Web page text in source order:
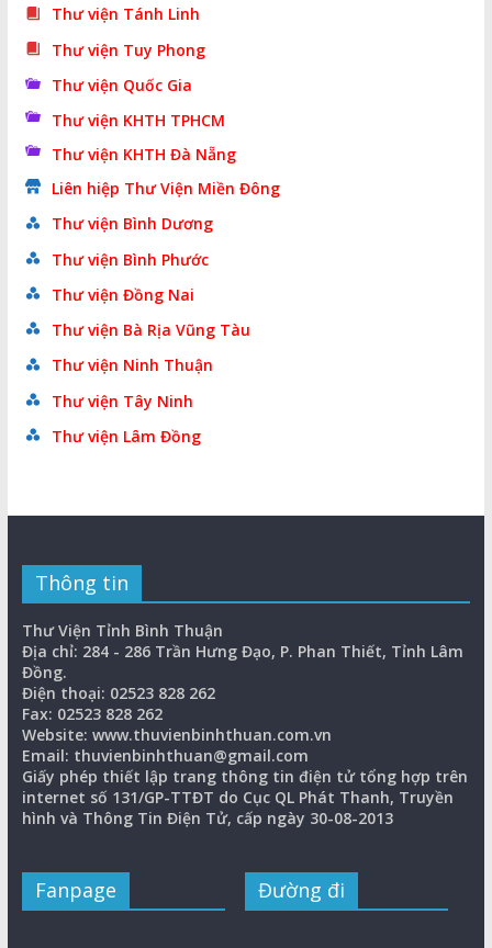
Thư viện Tánh Linh
Thư viện Tuy Phong
Thư viện Quốc Gia
Thư viện KHTH TPHCM
Thư viện KHTH Đà Nẵng
Liên hiệp Thư Viện Miền Đông
Thư viện Bình Dương
Thư viện Bình Phước
Thư viện Đồng Nai
Thư viện Bà Rịa Vũng Tàu
Thư viện Ninh Thuận
Thư viện Tây Ninh
Thư viện Lâm Đồng
Thông tin
Thư Viện Tỉnh Bình Thuận
Địa chỉ: 284 - 286 Trần Hưng Đạo, P. Phan Thiết, Tỉnh Lâm
Đồng.
Điện thoại: 02523 828 262
Fax: 02523 828 262
Website: www.thuvienbinhthuan.com.vn
Email: thuvienbinhthuan@gmail.com
Giấy phép thiết lập trang thông tin điện tử tổng hợp trên
internet số 131/GP-TTĐT do Cục QL Phát Thanh, Truyền
hình và Thông Tin Điện Tử, cấp ngày 30-08-2013
Fanpage Đường đi